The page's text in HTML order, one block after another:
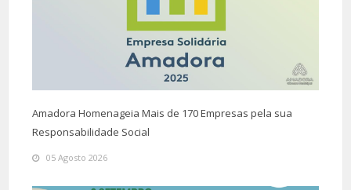
Amadora Homenageia Mais de 170 Empresas pela sua
Responsabilidade Social
05 Agosto 2026